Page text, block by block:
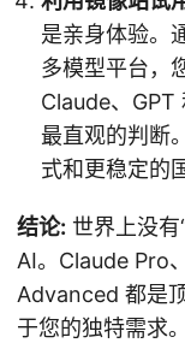
是亲身体验。
多模型平台，
Claude、GPT
最直观的判断
式和更稳定的
结论: 世界上没有
AI。Claude Pro
Advanced 都是
于您的独特需求